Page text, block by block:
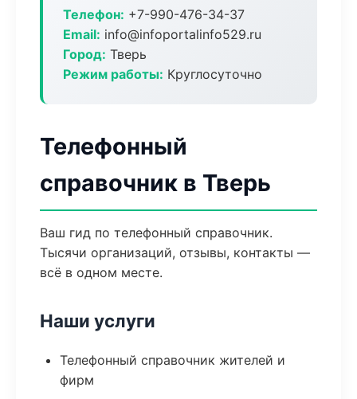
Телефон: +7-990-476-34-37
Email: info@infoportalinfo529.ru
Город: Тверь
Режим работы: Круглосуточно
Телефонный
справочник в Тверь
Ваш гид по телефонный справочник.
Тысячи организаций, отзывы, контакты —
всё в одном месте.
Наши услуги
Телефонный справочник жителей и
фирм